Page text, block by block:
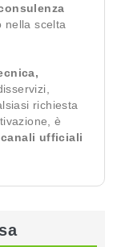
nella scelta
richiesta
è
ufficiali